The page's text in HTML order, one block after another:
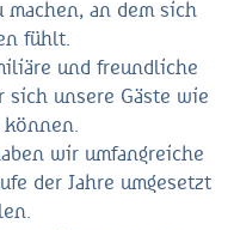
machen, an dem sich
fühlt.
und freundliche
sich unsere Gäste wie
können.
wir umfangreiche
der Jahre umgesetzt